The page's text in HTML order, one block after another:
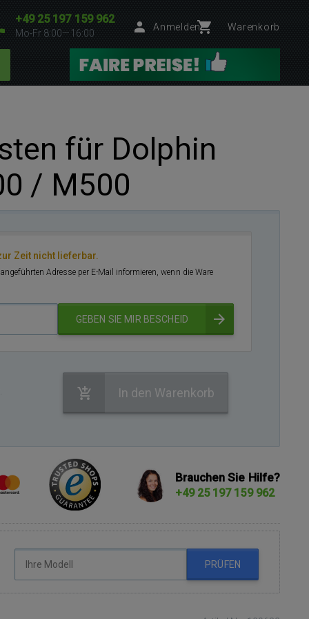
+49 25 197 159 962
Mo-Fr 8:00—16:00
Anmelden Warenkorb
für Dolphin
/ M500
Zeit nicht lieferbar.
Adresse per E-Mail informieren, wenn die Ware
GEBEN SIE MIR BESCHEID
In den Warenkorb
Brauchen Sie Hilfe?
+49 25 197 159 962
PRÜFEN